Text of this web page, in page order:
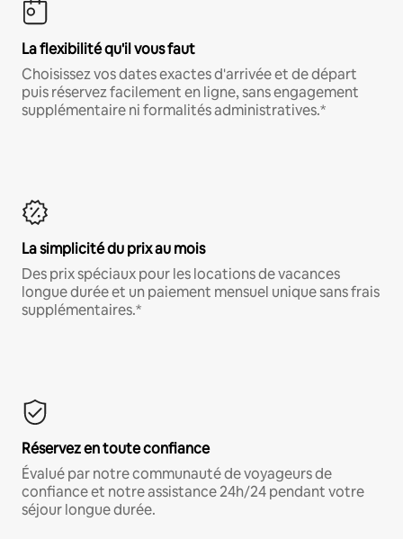
La flexibilité qu'il vous faut
Choisissez vos dates exactes d'arrivée et de départ
puis réservez facilement en ligne, sans engagement
supplémentaire ni formalités administratives.*
La simplicité du prix au mois
Des prix spéciaux pour les locations de vacances
longue durée et un paiement mensuel unique sans frais
supplémentaires.*
Réservez en toute confiance
Évalué par notre communauté de voyageurs de
confiance et notre assistance 24h/24 pendant votre
séjour longue durée.